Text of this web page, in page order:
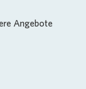
Angebote